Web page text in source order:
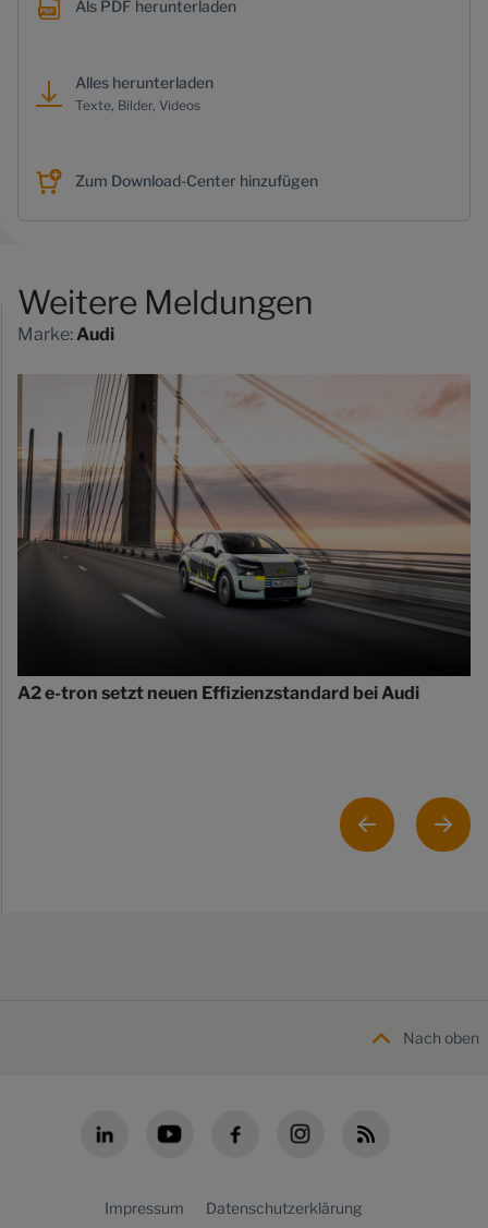
Als PDF herunterladen
Alles herunterladen
Texte, Bilder, Videos
Zum Download-Center hinzufügen
Weitere Meldungen
Marke:Audi
A2 e-tron setzt neuen Effizienzstandard bei Audi
Nach oben
Impressum Datenschutzerklärung